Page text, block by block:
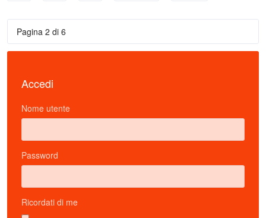
Pagina 2 di 6
Accedi
Nome utente
Password
Ricordati di me